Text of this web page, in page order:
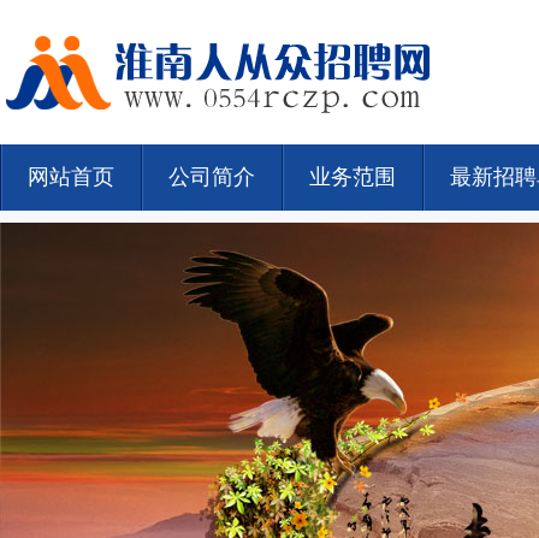
网站首页 公司简介 业务范围 最新招